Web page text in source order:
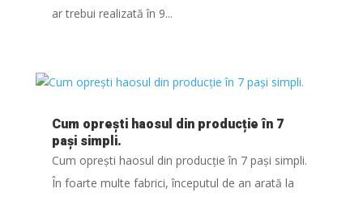
ar trebui realizată în 9...
Cum oprești haosul din producție în 7
pași simpli.
Cum oprești haosul din producție în 7 pași simpli.
În foarte multe fabrici, începutul de an arată la